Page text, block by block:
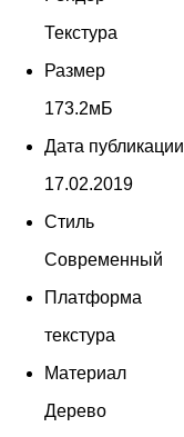
Текстура
Размер
173.2мБ
Дата публикации
17.02.2019
Стиль
Современный
Платформа
текстура
Материал
Дерево